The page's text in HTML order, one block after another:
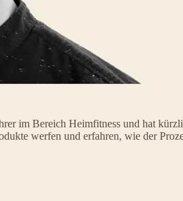
im Bereich Heimfitness und hat
werfen und erfahren, wie der